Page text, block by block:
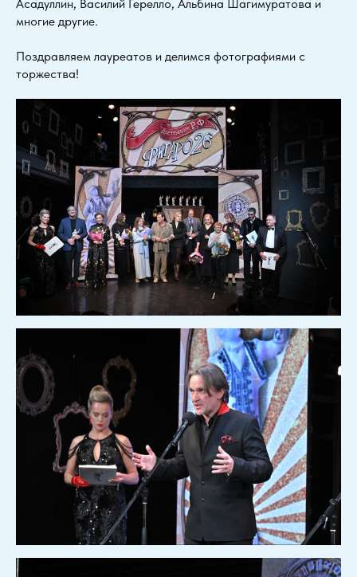
Асадуллин, Василий Герелло, Альбина Шагимуратова и
многие другие.
Поздравляем лауреатов и делимся фотографиями с
торжества!